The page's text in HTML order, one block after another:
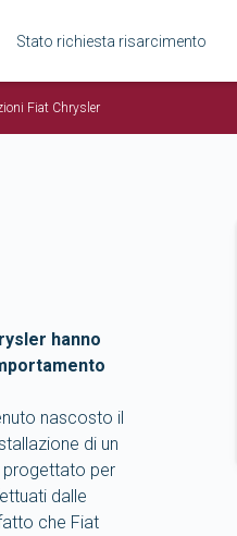
Stato richiesta risarcimento
Fiat Chrysler
hanno
nascosto il
di un
progettato per
dalle
che Fiat